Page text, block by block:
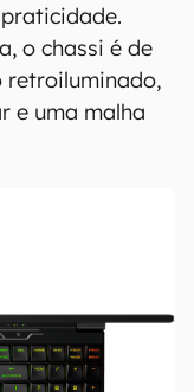
o chassi é de
retroiluminado,
e uma malha